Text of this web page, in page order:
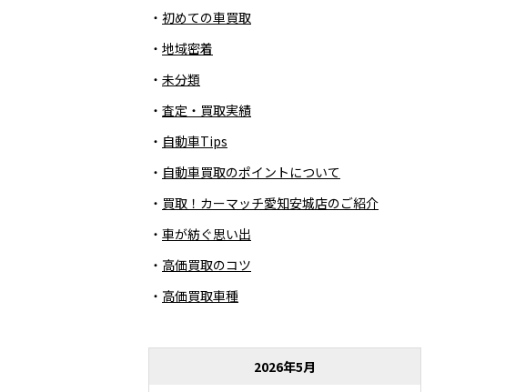
初めての車買取
地域密着
未分類
査定・買取実績
自動車Tips
自動車買取のポイントについて
買取！カーマッチ愛知安城店のご紹介
車が紡ぐ思い出
高価買取のコツ
高価買取車種
2026年5月